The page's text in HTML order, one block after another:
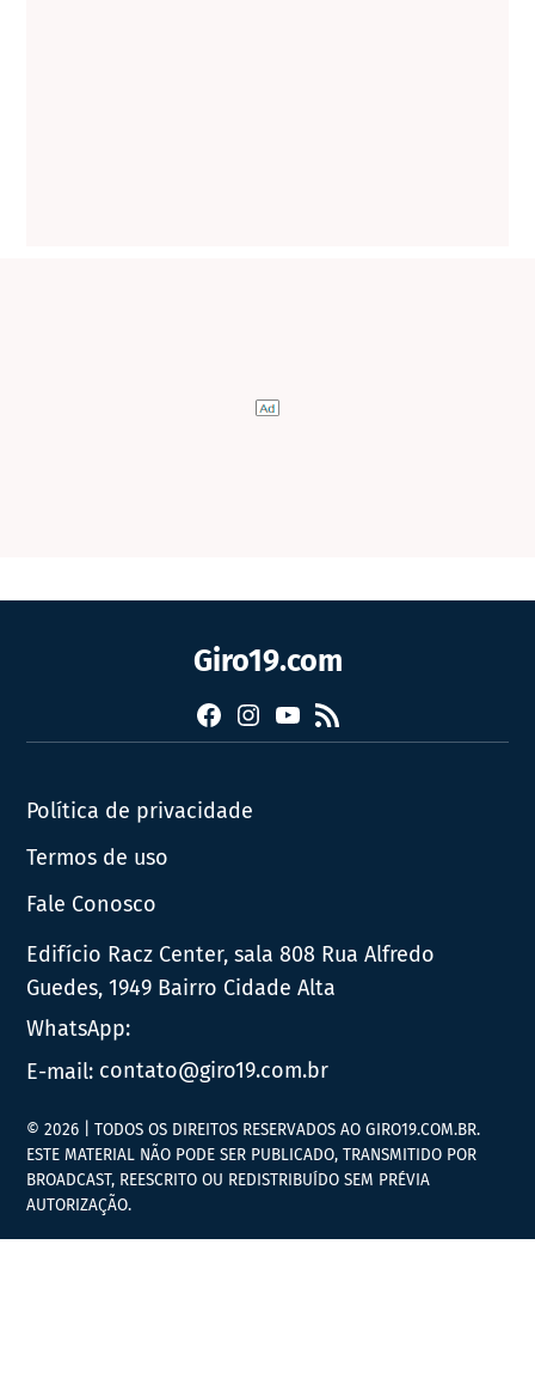
Giro19.com
FacebookInstagram
YouTube
RSS
Política de privacidade
Termos de uso
Fale Conosco
Edifício Racz Center, sala 808 Rua Alfredo
Guedes, 1949 Bairro Cidade Alta
WhatsApp:
E-mail: contato@giro19.com.br
© 2026 | TODOS OS DIREITOS RESERVADOS AO GIRO19.COM.BR.
ESTE MATERIAL NÃO PODE SER PUBLICADO, TRANSMITIDO POR
BROADCAST, REESCRITO OU REDISTRIBUÍDO SEM PRÉVIA
AUTORIZAÇÃO.